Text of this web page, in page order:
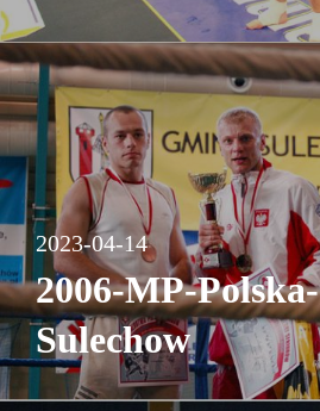
2023-04-14
2006-MP-Polska-
Sulechow